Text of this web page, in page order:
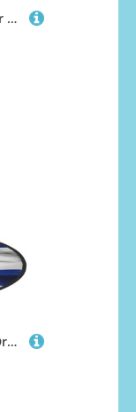
BREAUX Flagge von Myanmar Druck Halloween Hexe und Zauberer Hut Hexenkostüm für Themendekoration Halloween Party
BREAUX Honduras Flaggen-Druck, Halloween, Hexe und Zaubererhut, Hexenkostüm für Themendekoration, Halloween-Party